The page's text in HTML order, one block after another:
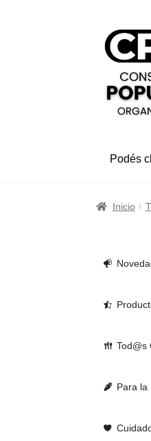
al
contenido
Podés
Inicio
Tod@s
Para la